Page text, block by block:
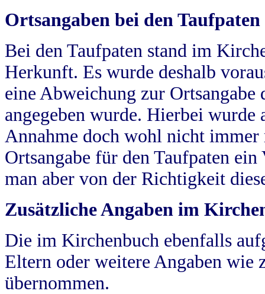
Ortsangaben bei den Taufpaten
Bei den Taufpaten stand im
Herkunft. Es wurde deshalb
eine Abweichung zur
angegeben wurde. Hierbei wurde
Annahme doch wohl nicht
Ortsangabe für den Taufpaten
man aber von der Richtigkeit
Zusätzliche Angaben im
Die im Kirchenbuch ebenfalls
Eltern oder weitere Angaben wie
übernommen.